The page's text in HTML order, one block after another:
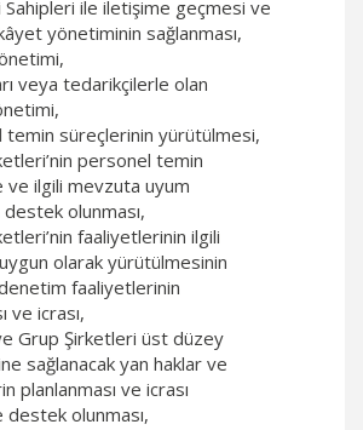
Sahipleri ile iletişime geçmesi ve
yönetiminin sağlanması,
veya tedarikçilerle olan
temin süreçlerinin yürütülmesi,
personel temin
ve ilgili mevzuta uyum
olunması,
faaliyetlerinin ilgili
olarak yürütülmesinin
faaliyetlerinin
ve icrası,
Grup Şirketleri üst düzey
sağlanacak yan haklar ve
planlanması ve icrası
olunması,